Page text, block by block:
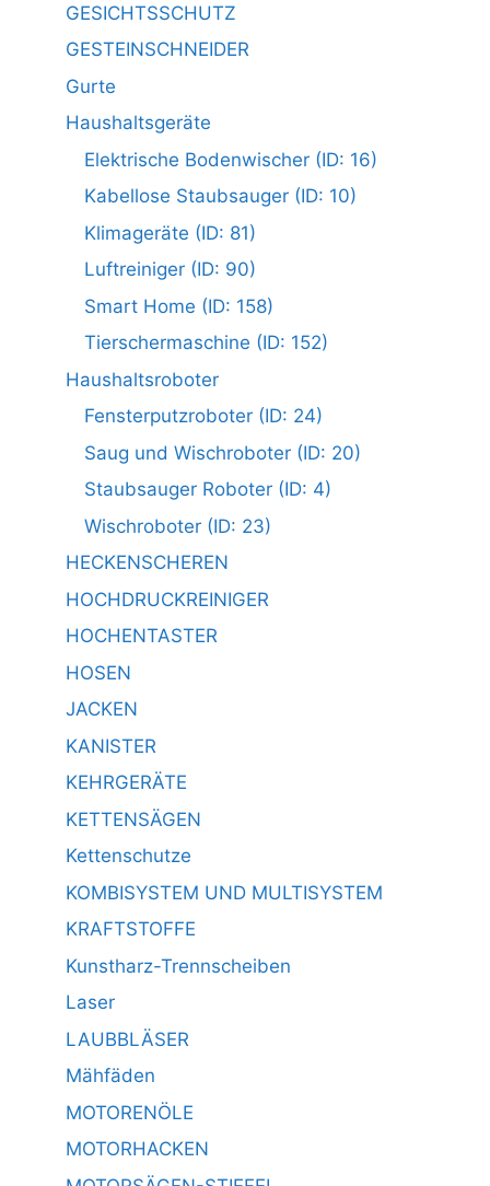
GESICHTSSCHUTZ
GESTEINSCHNEIDER
Gurte
Haushaltsgeräte
Elektrische Bodenwischer (ID: 16)
Kabellose Staubsauger (ID: 10)
Klimageräte (ID: 81)
Luftreiniger (ID: 90)
Smart Home (ID: 158)
Tierschermaschine (ID: 152)
Haushaltsroboter
Fensterputzroboter (ID: 24)
Saug und Wischroboter (ID: 20)
Staubsauger Roboter (ID: 4)
Wischroboter (ID: 23)
HECKENSCHEREN
HOCHDRUCKREINIGER
HOCHENTASTER
HOSEN
JACKEN
KANISTER
KEHRGERÄTE
KETTENSÄGEN
Kettenschutze
KOMBISYSTEM UND MULTISYSTEM
KRAFTSTOFFE
Kunstharz-Trennscheiben
Laser
LAUBBLÄSER
Mähfäden
MOTORENÖLE
MOTORHACKEN